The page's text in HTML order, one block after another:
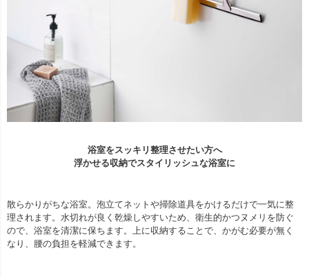
浴室をスッキリ整理させたい方へ
浮かせる収納でスタイリッシュな浴室に
散らかりがちな浴室。泡立てネットや掃除道具をかけるだけで一気に整
理されます。水切れが良く乾燥しやすいため、衛生的かつヌメリを防ぐ
ので、浴室を清潔に保ちます。上に収納することで、かがむ必要が無く
なり、腰の負担を軽減できます。